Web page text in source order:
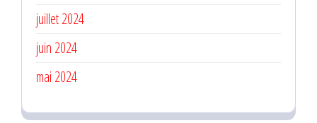
juillet 2024
juin 2024
mai 2024